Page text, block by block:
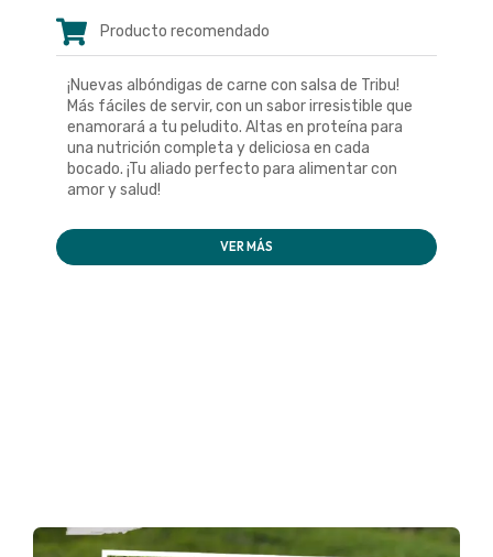
Producto recomendado
¡Nuevas albóndigas de carne con salsa de Tribu!
Más fáciles de servir, con un sabor irresistible que
enamorará a tu peludito. Altas en proteína para
una nutrición completa y deliciosa en cada
bocado. ¡Tu aliado perfecto para alimentar con
amor y salud!
VER MÁS